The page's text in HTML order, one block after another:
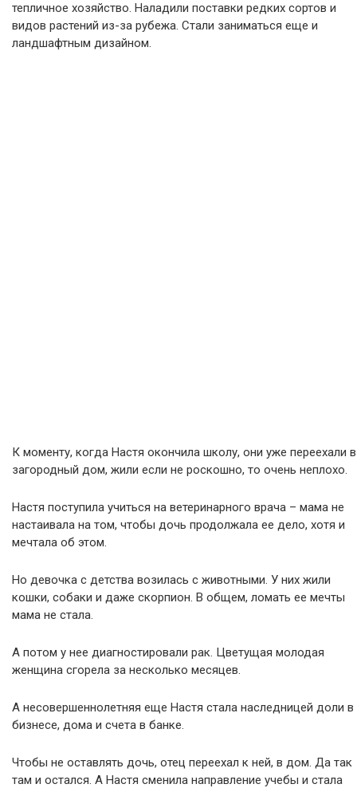
тепличное хозяйство. Наладили поставки редких сортов и
видов растений из-за рубежа. Стали заниматься еще и
ландшафтным дизайном.
К моменту, когда Настя окончила школу, они уже переехали в
загородный дом, жили если не роскошно, то очень неплохо.
Настя поступила учиться на ветеринарного врача – мама не
настаивала на том, чтобы дочь продолжала ее дело, хотя и
мечтала об этом.
Но девочка с детства возилась с животными. У них жили
кошки, собаки и даже скорпион. В общем, ломать ее мечты
мама не стала.
А потом у нее диагностировали рак. Цветущая молодая
женщина сгорела за несколько месяцев.
А несовершеннолетняя еще Настя стала наследницей доли в
бизнесе, дома и счета в банке.
Чтобы не оставлять дочь, отец переехал к ней, в дом. Да так
там и остался. А Настя сменила направление учебы и стала